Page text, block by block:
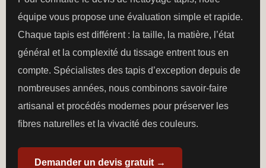
équipe vous propose une évaluation simple et rapide.
Chaque tapis est différent : la taille, la matière, l’état
général et la complexité du tissage entrent tous en
compte. Spécialistes des tapis d’exception depuis de
nombreuses années, nous combinons savoir-faire
artisanal et procédés modernes pour préserver les
fibres naturelles et la vivacité des couleurs.
Demander un devis gratuit →